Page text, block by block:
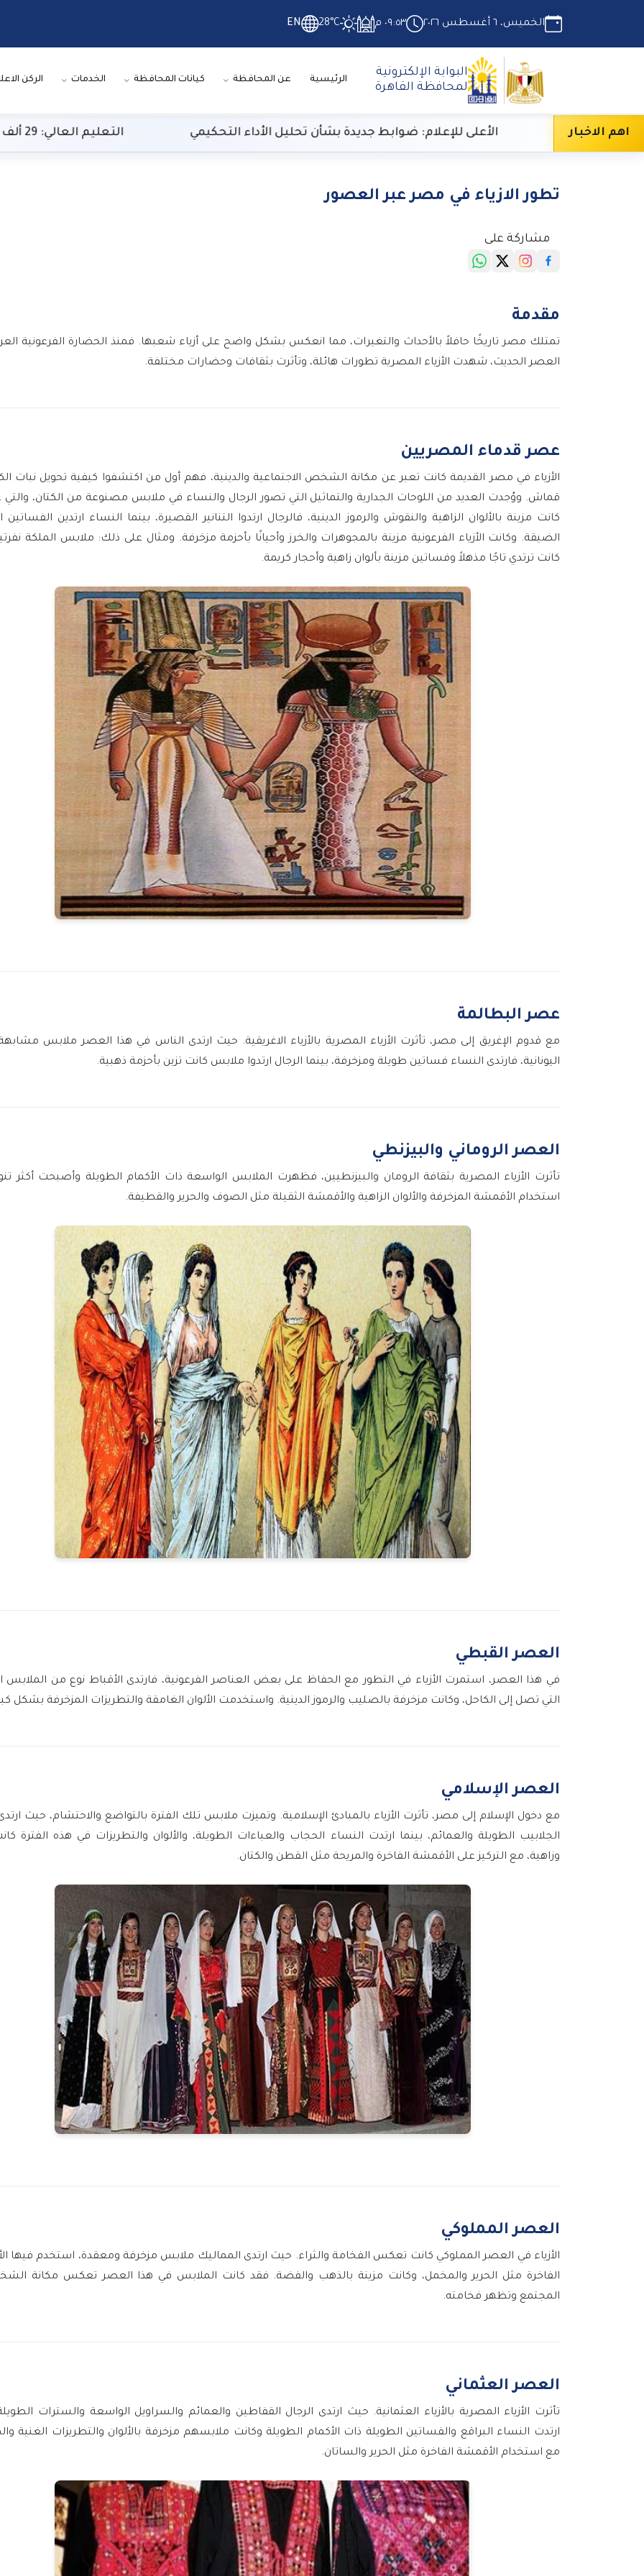
الخميس، ٦ أغسطس ٢٠٢٦ ٠٩:٥٣ م 28°C
EN
البوابة الإلكترونية
لمحافظة القاهرة
الرئيسية عن المحافظة كيانات المحافظة الخدمات الركن
اهم الاخبارالأعلى للإعلام: ضوابط جديدة بشأن تحليل الأداء التحكيمي التعليم العالي: 29 ألف طالب سجلوا رغباتهم في تنسيق المرحلة الأولى
تطور الازياء في مصر عبر العصور
مشاركة على
مقدمة
تمتلك مصر تاريخًا حافلاً بالأحداث والتغيرات، مما انعكس بشكل واضح على أزياء شعبها. فمنذ الحضارة الفرعونية
العصر الحديث، شهدت الأزياء المصرية تطورات هائلة، وتأثرت بثقافات وحضارات مختلفة.
عصر قدماء المصريين
الأزياء في مصر القديمة كانت تعبر عن مكانة الشخص الاجتماعية والدينية، فهم أول من اكتشفوا كيفية تحويل نبات
قماش. ووُجدت العديد من اللوحات الجدارية والتماثيل التي تصور الرجال والنساء في ملابس مصنوعة من الكتان، والتي
كانت مزينة بالألوان الزاهية والنقوش والرموز الدينية، فالرجال ارتدوا التنانير القصيرة، بينما النساء ارتدين الفساتين
الضيقة. وكانت الأزياء الفرعونية مزينة بالمجوهرات والخرز وأحيانًا بأحزمة مزخرفة. ومثال على ذلك: ملابس الملكة
كانت ترتدي تاجًا مذهلاً وفساتين مزينة بألوان زاهية وأحجار كريمة.
عصر البطالمة
مع قدوم الإغريق إلى مصر، تأثرت الأزياء المصرية بالأزياء الاغريقية. حيث ارتدى الناس في هذا العصر ملابس مشابهة
اليونانية، فارتدى النساء فساتين طويلة ومزخرفة، بينما الرجال ارتدوا ملابس كانت تزين بأحزمة ذهبية.
العصر الروماني والبيزنطي
تأثرت الأزياء المصرية بثقافة الرومان والبيزنطيين، فظهرت الملابس الواسعة ذات الأكمام الطويلة وأصبحت أكثر
استخدام الأقمشة المزخرفة والألوان الزاهية والأقمشة الثقيلة مثل الصوف والحرير والقطيفة.
العصر القبطي
في هذا العصر، استمرت الأزياء في التطور مع الحفاظ على بعض العناصر الفرعونية، فارتدى الأقباط نوع من الملابس
التي تصل إلى الكاحل، وكانت مزخرفة بالصليب والرموز الدينية. واستخدمت الألوان الغامقة والتطريزات المزخرفة بشكل
العصر الإسلامي
مع دخول الإسلام إلى مصر، تأثرت الأزياء بالمبادئ الإسلامية. وتميزت ملابس تلك الفترة بالتواضع والاحتشام، حيث
الجلابيب الطويلة والعمائم، بينما ارتدت النساء الحجاب والعباءات الطويلة، والألوان والتطريزات في هذه الفترة
وزاهية، مع التركيز على الأقمشة الفاخرة والمريحة مثل القطن والكتان.
العصر المملوكي
الأزياء في العصر المملوكي كانت تعكس الفخامة والثراء. حيث ارتدى المماليك ملابس مزخرفة ومعقدة، استخدم فيها
الفاخرة مثل الحرير والمخمل، وكانت مزينة بالذهب والفضة. فقد كانت الملابس في هذا العصر تعكس مكانة
المجتمع وتظهر فخامته.
العصر العثماني
تأثرت الأزياء المصرية بالأزياء العثمانية. حيث ارتدى الرجال القفاطين والعمائم والسراويل الواسعة والسترات
ارتدت النساء البراقع والفساتين الطويلة ذات الأكمام الطويلة وكانت ملابسهم مزخرفة بالألوان والتطريزات الغنية
مع استخدام الأقمشة الفاخرة مثل الحرير والساتان.